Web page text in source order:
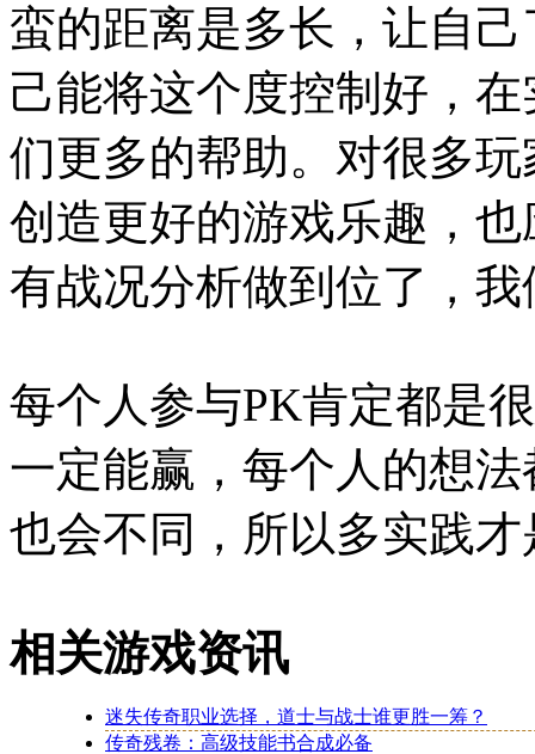
蛮的距离是多长，让自
己能将这个度控制好，
们更多的帮助。对很多
创造更好的游戏乐趣，
有战况分析做到位了，
每个人参与PK肯定都是
一定能赢，每个人的想
也会不同，所以多实践
相关游戏资讯
迷失传奇职业选择，道士与战士谁更胜一筹？
传奇残卷：高级技能书合成必备